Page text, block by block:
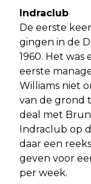
Indraclub
De eerste
gingen in de
1960. Het was
eerste
Williams niet
van de grond
deal met
Indraclub op
daar een
geven voor
per week.